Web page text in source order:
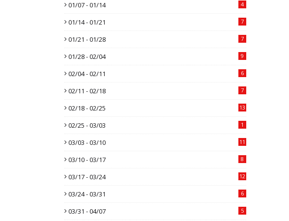
01/07 - 01/14 4
01/14 - 01/21 7
01/21 - 01/28 7
01/28 - 02/04 9
02/04 - 02/11 6
02/11 - 02/18 7
02/18 - 02/25 13
02/25 - 03/03 1
03/03 - 03/10 11
03/10 - 03/17 8
03/17 - 03/24 12
03/24 - 03/31 6
03/31 - 04/07 5